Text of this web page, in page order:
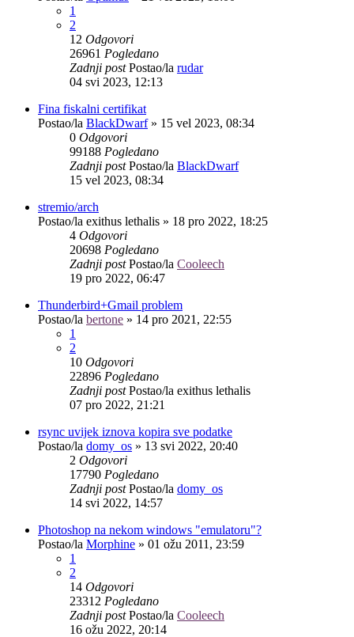
1
2
12 Odgovori
26961 Pogledano
Zadnji postPostao/la rudar
04 svi 2023, 12:13
Fina fiskalni certifikat
Postao/la BlackDwarf» 15 vel 2023, 08:34
0 Odgovori
99188 Pogledano
Zadnji postPostao/la BlackDwarf
15 vel 2023, 08:34
stremio/arch
Postao/la exithus lethalis » 18 pro 2022, 18:25
4 Odgovori
20698 Pogledano
Zadnji postPostao/la Cooleech
19 pro 2022, 06:47
Thunderbird+Gmail problem
Postao/la bertone » 14 pro 2021, 22:55
1
2
10 Odgovori
22896 Pogledano
Zadnji postPostao/la exithus lethalis
07 pro 2022, 21:21
rsync uvijek iznova kopira sve podatke
Postao/la domy_os » 13 svi 2022, 20:40
2 Odgovori
17790 Pogledano
Zadnji postPostao/la domy_os
14 svi 2022, 14:57
Photoshop na nekom windows "emulatoru"?
Postao/la Morphine » 01 ožu 2011, 23:59
1
2
14 Odgovori
23312 Pogledano
Zadnji postPostao/la Cooleech
16 ožu 2022, 20:14